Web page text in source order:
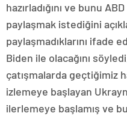
hazırladığını ve bunu
paylaşmak istediğini
paylaşmadıklarını ifade
Biden ile olacağını
çatışmalarda geçtiğimiz
izlemeye başlayan
ilerlemeye başlamış ve